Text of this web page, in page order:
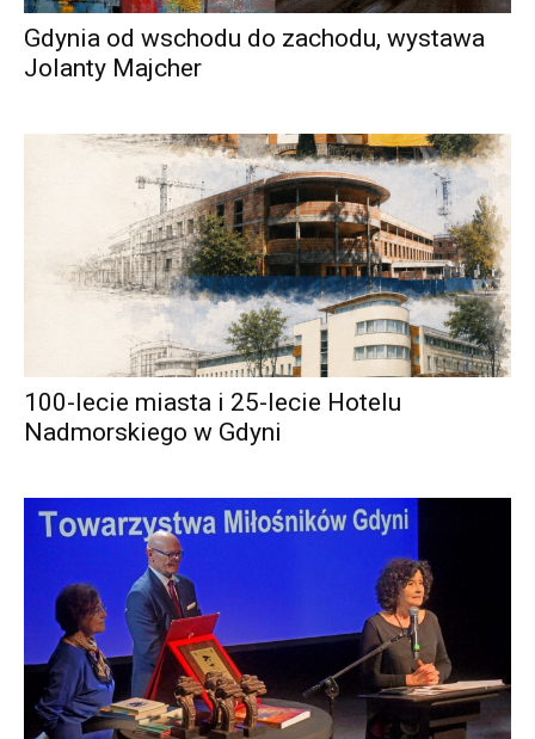
Gdynia od wschodu do zachodu, wystawa
Jolanty Majcher
100-lecie miasta i 25-lecie Hotelu
Nadmorskiego w Gdyni